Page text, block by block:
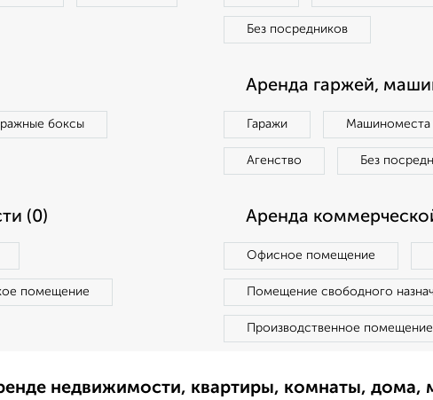
Без посредников
боксы
Аренда гаржей,
Гаражи Машиноместа
Агенство Без
(0)
помещение
Аренда
Офисное помещение
Помещение свободного
Производственное помещение
недвижимости, квартиры, комнаты, дома,